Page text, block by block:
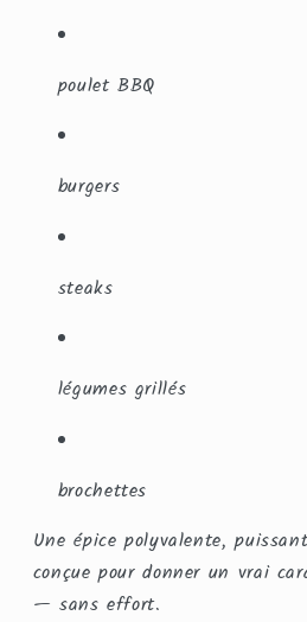
poulet BBQ
burgers
steaks
légumes grillés
brochettes
Une épice polyvalente,
conçue pour donner un vrai
— sans effort.